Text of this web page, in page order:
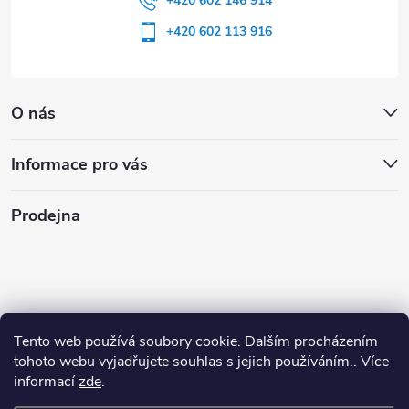
Tento web používá soubory cookie. Dalším procházením
tohoto webu vyjadřujete souhlas s jejich používáním.. Více
informacízde.
O nás
Informace pro vás
+420 602 113 916
Prodejna